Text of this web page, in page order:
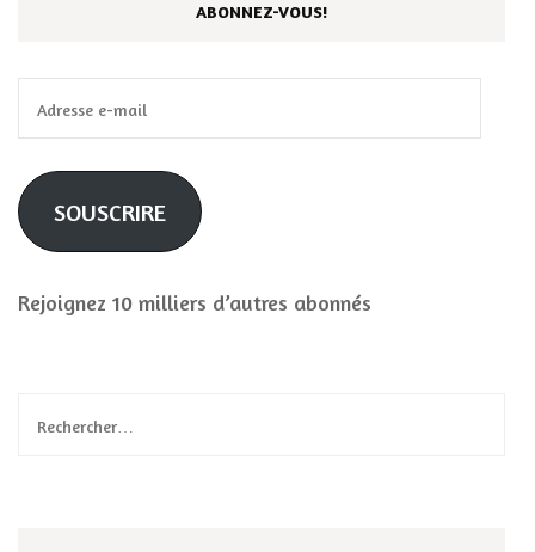
ABONNEZ-VOUS!
e-
mail
SOUSCRIRE
Rejoignez 10 milliers d’autres abonnés
Rechercher :